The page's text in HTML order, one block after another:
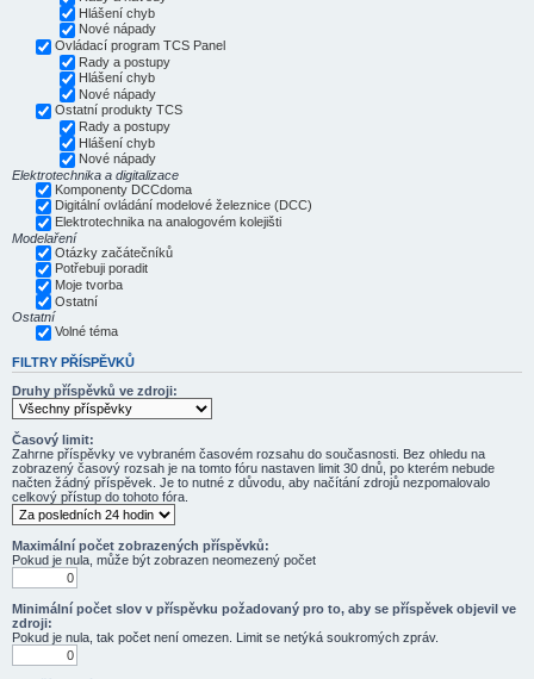
Hlášení chyb
Nové nápady
Ovládací program TCS Panel
Rady a postupy
Hlášení chyb
Nové nápady
Ostatní produkty TCS
Rady a postupy
Hlášení chyb
Nové nápady
Elektrotechnika a digitalizace
Komponenty DCCdoma
Digitální ovládání modelové železnice (DCC)
Elektrotechnika na analogovém kolejišti
Modelaření
Otázky začátečníků
Potřebuji poradit
Moje tvorba
Ostatní
Ostatní
Volné téma
FILTRY PŘÍSPĚVKŮ
Druhy příspěvků ve zdroji:
Časový limit:
Zahrne příspěvky ve vybraném časovém rozsahu do současnosti. Bez ohledu na
zobrazený časový rozsah je na tomto fóru nastaven limit 30 dnů, po kterém nebude
načten žádný příspěvek. Je to nutné z důvodu, aby načítání zdrojů nezpomalovalo
celkový přístup do tohoto fóra.
Maximální počet zobrazených příspěvků:
Pokud je nula, může být zobrazen neomezený počet
Minimální počet slov v příspěvku požadovaný pro to, aby se příspěvek objevil ve
zdroji:
Pokud je nula, tak počet není omezen. Limit se netýká soukromých zpráv.